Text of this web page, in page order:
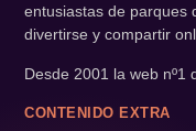
entusiastas de parques
divertirse y compartir
Desde 2001 la web nº1
CONTENIDO EXTRA